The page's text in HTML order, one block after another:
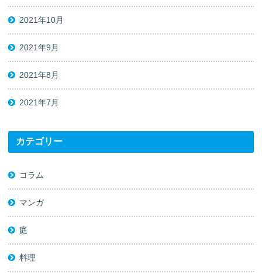
2021年10月
2021年9月
2021年8月
2021年7月
カテゴリー
コラム
マンガ
庭
料理